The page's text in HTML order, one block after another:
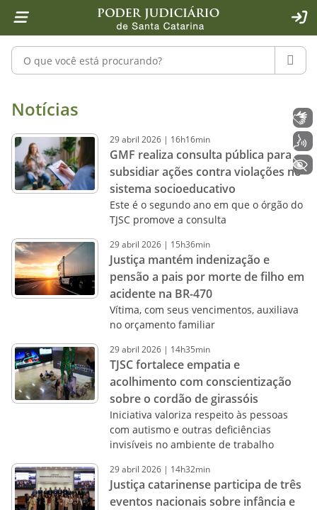
1 Ir para o conteúdo
2 Ir para a ferramenta de acessibilidade - Rybená
4 Ir para o menu principal
5 Ir para a pesquisa
6 Ir para o rodapé
7 Ir para a página inicial
Pesquisar no portal
Notícias - Imprensa - Poder
Notícias
29abril 2026 | 16h16min
GMF realiza consulta pública para
subsidiar ações contra violações no
sistema socioeducativo
Este é o segundo ano em que o órgão do
TJSC promove a consulta
29abril 2026 | 15h36min
Justiça mantém indenização e
pensão a pais por morte de filho em
acidente na BR-470
Vítima, com seus vencimentos, auxiliava
no orçamento familiar
29abril 2026 | 14h35min
TJSC fortalece empatia e
acolhimento com conscientização
sobre o cordão de girassóis
Iniciativa valoriza respeito às pessoas
com autismo e outras deficiências
invisíveis no ambiente de trabalho
29abril 2026 | 14h32min
Justiça catarinense participa de três
eventos nacionais sobre infância e
+ Acessibilidade